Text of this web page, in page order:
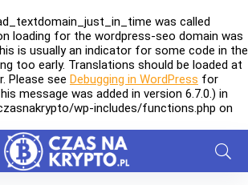
was called
loading for the wordpress-seo domain was
is usually an indicator for some code in the
too early. Translations should be loaded at
Please see Debugging in WordPress for
message was added in version 6.7.0.) in
wp-includes/functions.php on